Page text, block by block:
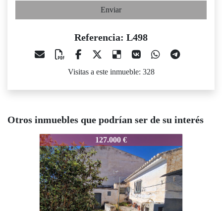
Enviar
Referencia: L498
Visitas a este inmueble: 328
Otros inmuebles que podrían ser de su interés
127.000 €
L498 159.000 €